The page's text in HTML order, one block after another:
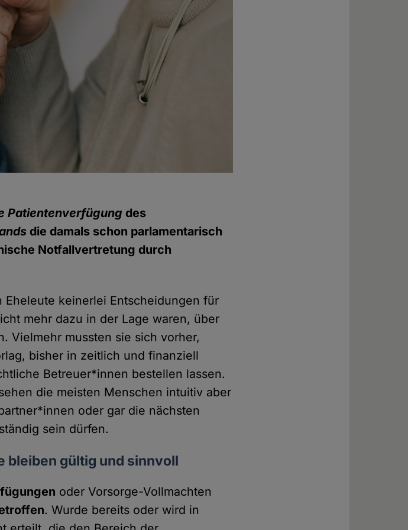
Patientenverfügung des
die damals schon parlamentarisch
Notfallvertretung durch
keinerlei Entscheidungen für
mehr dazu in der Lage waren, über
Vielmehr mussten sie sich vorher,
bisher in zeitlich und finanziell
Betreuer*innen bestellen lassen.
die meisten Menschen intuitiv aber
oder gar die nächsten
sein dürfen.
bleiben gültig und sinnvoll
oder Vorsorge-Vollmachten
. Wurde bereits oder wird in